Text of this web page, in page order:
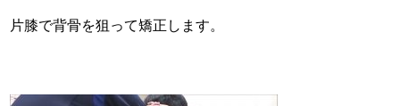
片膝で背骨を狙って矯正します。